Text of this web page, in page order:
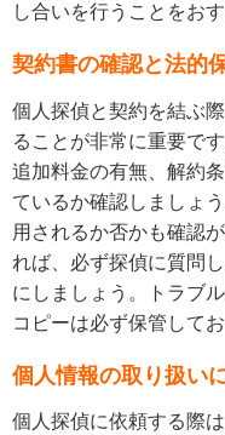
し合いを行うことをお
契約書の確認と法的
個人探偵と契約を結ぶ
ることが非常に重要で
追加料金の有無、解約
ているか確認しましょ
用されるか否かも確認
れば、必ず探偵に質問
にしましょう。トラブ
コピーは必ず保管して
個人情報の取り扱い
個人探偵に依頼する際